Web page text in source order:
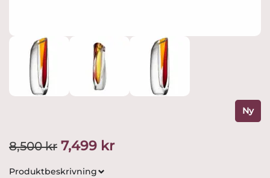
Ny
8,500kr Det
ursprungliga
7,499 krDet
Produktbeskrivning